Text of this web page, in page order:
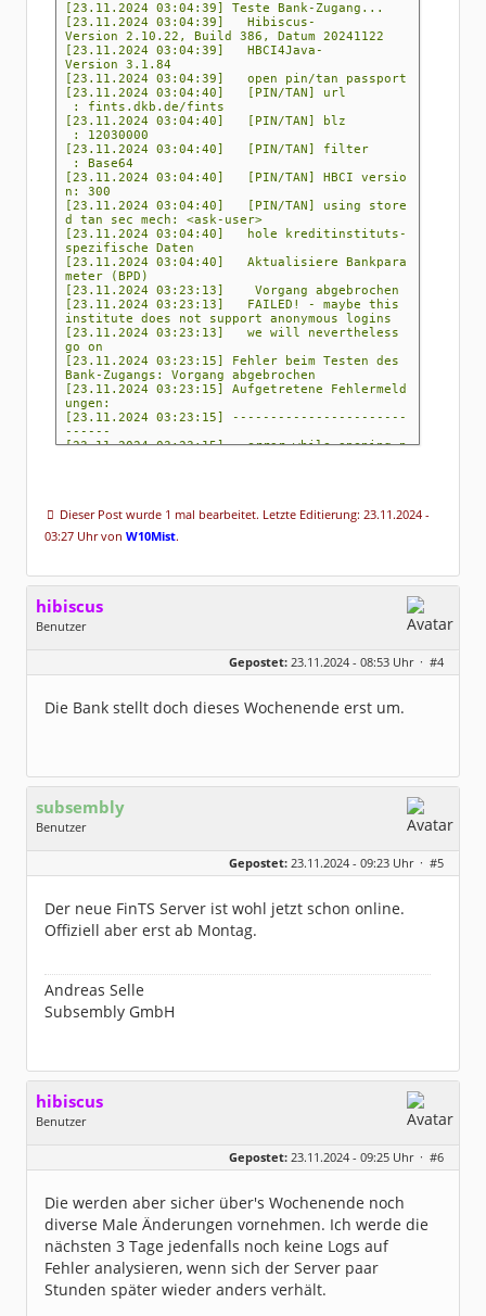
[23.11.2024 03:04:39] Teste Bank-Zugang...
[23.11.2024 03:04:39] Hibiscus-
Version 2.10.22, Build 386, Datum 20241122
[23.11.2024 03:04:39] HBCI4Java-
Version 3.1.84
[23.11.2024 03:04:39] open pin/tan passport
[23.11.2024 03:04:40] [PIN/TAN] url
: fints.dkb.de/fints
[23.11.2024 03:04:40] [PIN/TAN] blz
: 12030000
[23.11.2024 03:04:40] [PIN/TAN] filter
: Base64
[23.11.2024 03:04:40] [PIN/TAN] HBCI versio
n: 300
[23.11.2024 03:04:40] [PIN/TAN] using store
d tan sec mech: <ask-user>
[23.11.2024 03:04:40] hole kreditinstituts-
spezifische Daten
[23.11.2024 03:04:40] Aktualisiere Bankpara
meter (BPD)
[23.11.2024 03:23:13] Vorgang abgebrochen
[23.11.2024 03:23:13] FAILED! - maybe this
institute does not support anonymous logins
[23.11.2024 03:23:13] we will nevertheless
go on
[23.11.2024 03:23:15] Fehler beim Testen des
Bank-Zugangs: Vorgang abgebrochen
[23.11.2024 03:23:15] Aufgetretene Fehlermeld
ungen:
[23.11.2024 03:23:15] -----------------------
------
[23.11.2024 03:23:15] error while opening p
[23.11.2024 03:23:15] Fehler beim Erzeugen
eines HBCIHandler Objektes
[23.11.2024 03:23:15] Fehler beim Registrie
[23.11.2024 03:23:15] Vorgang abgebrochen
[23.11.2024 03:23:15] -----------------------
------
Dieser Post wurde 1 mal bearbeitet. Letzte Editierung: 23.11.2024 -
03:27 Uhr von W10Mist.
hibiscus
Benutzer
Homepage:
willuhn.de/
Dabei seit:
03 / 2005
Gepostet: 23.11.2024 - 08:53 Uhr · #4
Die Bank stellt doch dieses Wochenende erst um.
subsembly
Benutzer
Geschlecht:
keine Angabe
Homepage:
subsembly.com/
Dabei seit:
11 / 2004
Gepostet: 23.11.2024 - 09:23 Uhr · #5
Der neue FinTS Server ist wohl jetzt schon online.
Offiziell aber erst ab Montag.
Andreas Selle
Subsembly GmbH
hibiscus
Benutzer
Homepage:
willuhn.de/
Dabei seit:
03 / 2005
Gepostet: 23.11.2024 - 09:25 Uhr · #6
Die werden aber sicher über's Wochenende noch
diverse Male Änderungen vornehmen. Ich werde die
nächsten 3 Tage jedenfalls noch keine Logs auf
Fehler analysieren, wenn sich der Server paar
Stunden später wieder anders verhält.